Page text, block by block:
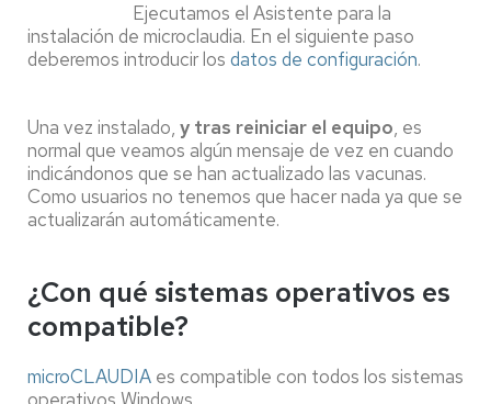
Ejecutamos el Asistente para la
instalación de microclaudia. En el siguiente paso
deberemos introducir los datos de configuración.
Una vez instalado, y tras reiniciar el equipo, es
normal que veamos algún mensaje de vez en cuando
indicándonos que se han actualizado las vacunas.
Como usuarios no tenemos que hacer nada ya que se
actualizarán automáticamente.
¿Con qué sistemas operativos es
compatible?
microCLAUDIA es compatible con todos los sistemas